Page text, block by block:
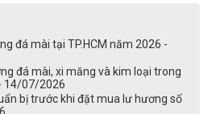
đá mài tại TP.HCM năm 2026 -
đá mài, xi măng và kim loại trong
14/07/2026
bị trước khi đặt mua lư hương số